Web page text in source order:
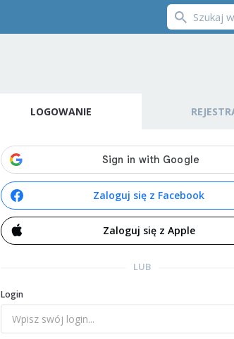
LOGOWANIE
Zaloguj się z Facebook
Zaloguj się z Apple
LUB
Login